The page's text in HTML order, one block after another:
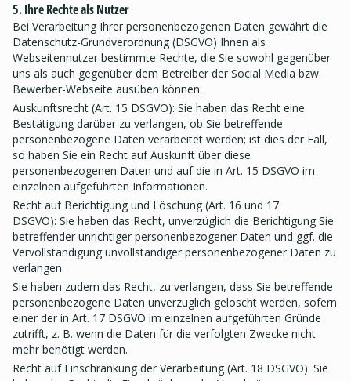
5. Ihre Rechte als Nutzer
Bei Verarbeitung Ihrer personenbezogenen Daten gewährt die
Datenschutz-Grundverordnung (DSGVO) Ihnen als
Webseitennutzer bestimmte Rechte, die Sie sowohl gegenüber
uns als auch gegenüber dem Betreiber der Social Media bzw.
Bewerber-Webseite ausüben können:
Auskunftsrecht (Art. 15 DSGVO): Sie haben das Recht eine
Bestätigung darüber zu verlangen, ob Sie betreffende
personenbezogene Daten verarbeitet werden; ist dies der Fall,
so haben Sie ein Recht auf Auskunft über diese
personenbezogenen Daten und auf die in Art. 15 DSGVO im
einzelnen aufgeführten Informationen.
Recht auf Berichtigung und Löschung (Art. 16 und 17
DSGVO): Sie haben das Recht, unverzüglich die Berichtigung Sie
betreffender unrichtiger personenbezogener Daten und ggf. die
Vervollständigung unvollständiger personenbezogener Daten zu
verlangen.
Sie haben zudem das Recht, zu verlangen, dass Sie betreffende
personenbezogene Daten unverzüglich gelöscht werden, sofern
einer der in Art. 17 DSGVO im einzelnen aufgeführten Gründe
zutrifft, z. B. wenn die Daten für die verfolgten Zwecke nicht
mehr benötigt werden.
Recht auf Einschränkung der Verarbeitung (Art. 18 DSGVO): Sie